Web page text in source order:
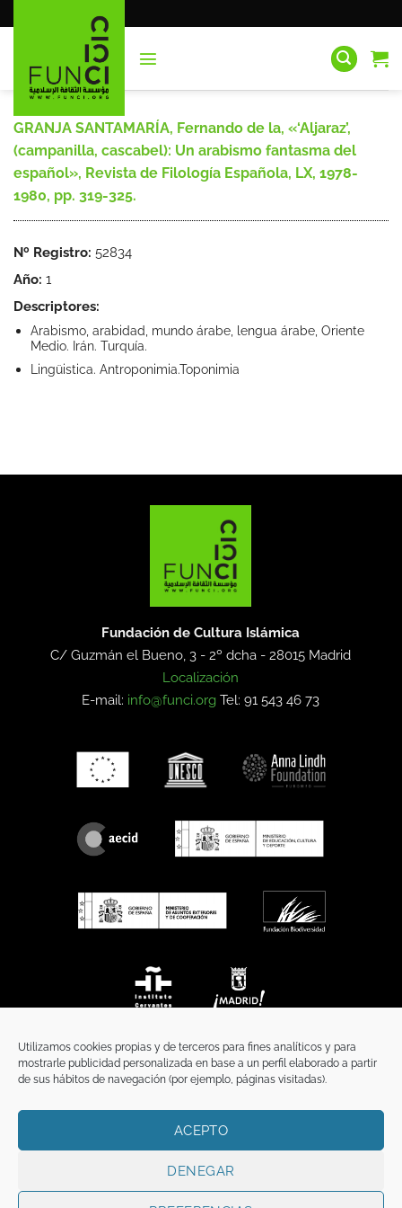
Utilizamos cookies propias y de terceros para fines analíticos y para
mostrarle publicidad personalizada en base a un perfil elaborado a partir
de sus hábitos de navegación (por ejemplo, páginas visitadas).
ACEPTO
DENEGAR
al
GRANJA SANTAMARÍA, Fernando de la, «‘Aljaraz’,
(campanilla, cascabel): Un arabismo fantasma del
español», Revista de Filología Española, LX, 1978-
1980, pp. 319-325.
Nº Registro: 52834
Año: 1
Descriptores:
Arabismo, arabidad, mundo árabe, lengua árabe, Oriente
Medio. Irán. Turquía.
Lingüistica. Antroponimia.Toponimia
Fundación de Cultura Islámica
C/ Guzmán el Bueno, 3 - 2º dcha -28015 Madrid
Localización
E-mail: info@funci.org Tel: 91 543 46 73
TÉRMINOS Y CONDICIONES
Copyright 2026 ©FunciFUNCI es titular de los derechos de propiedad